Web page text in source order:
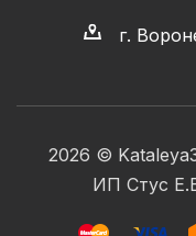
г.
2026 ©
ИП Стус